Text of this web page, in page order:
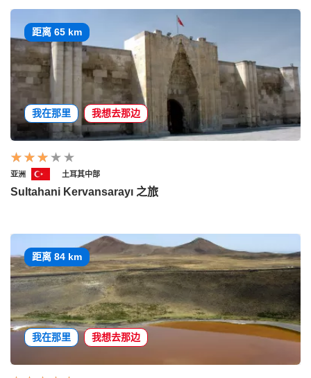
距离 65 km
我在那里 我想去那边
亚洲 土耳其中部
Sultahani Kervansarayı 之旅
距离 84 km
我在那里 我想去那边